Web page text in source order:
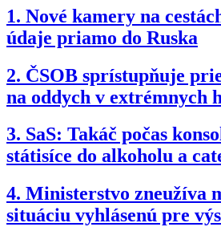
1. Nové kamery na
údaje priamo do Ruska
2. ČSOB sprístupňuje
na oddych v extrémnych
3. SaS: Takáč počas
státisíce do alkoholu a
4. Ministerstvo zneužíva
situáciu vyhlásenú pre